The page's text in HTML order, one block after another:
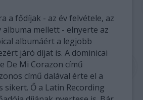
a fődíjak - az év felvétele, az
albuma mellett - elnyerte az
albumáért a legjobb
járó díjat is. A dominicai
De Mi Corazon című
című dalával érte el a
sikert. Ő a Latin Recording